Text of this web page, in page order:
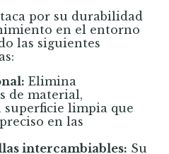
por su durabilidad
en el entorno
las siguientes
Elimina
de material,
superficie limpia que
en las
intercambiables: Su